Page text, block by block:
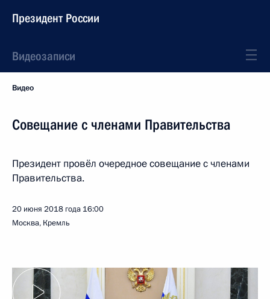
Президент России
Видеозаписи
Видео
Совещание с членами Правительства
Президент провёл очередное совещание с членами
Правительства.
20 июня 2018 года 16:00
Москва, Кремль